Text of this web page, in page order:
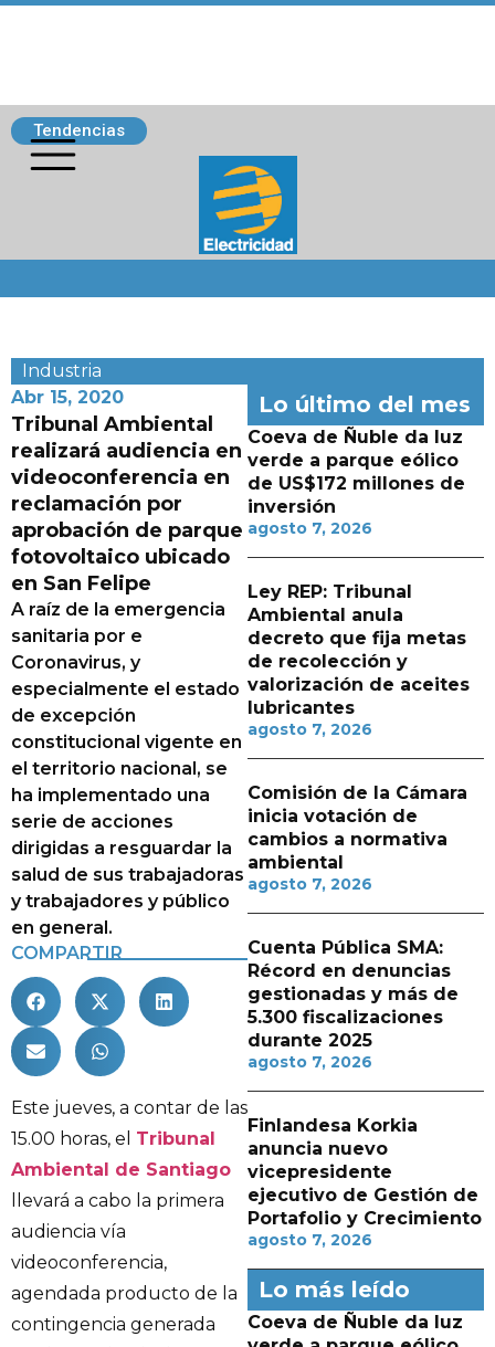
Tendencias
Industria
Abr 15, 2020
Tribunal Ambiental
realizará audiencia en
videoconferencia en
reclamación por
aprobación de parque
fotovoltaico ubicado
en San Felipe
A raíz de la emergencia
sanitaria por e
Coronavirus, y
especialmente el estado
de excepción
constitucional vigente en
el territorio nacional, se
ha implementado una
serie de acciones
dirigidas a resguardar la
salud de sus trabajadoras
y trabajadores y público
en general.
COMPARTIR
Este jueves, a contar de las
15.00 horas, el Tribunal
Ambiental de Santiago
llevará a cabo la primera
audiencia vía
videoconferencia,
agendada producto de la
contingencia generada
Lo último del mes
Coeva de Ñuble da luz
verde a parque eólico
de US$172 millones de
inversión
agosto 7, 2026
Ley REP: Tribunal
Ambiental anula
decreto que fija metas
de recolección y
valorización de aceites
lubricantes
agosto 7, 2026
Comisión de la Cámara
inicia votación de
cambios a normativa
ambiental
agosto 7, 2026
Cuenta Pública SMA:
Récord en denuncias
gestionadas y más de
5.300 fiscalizaciones
durante 2025
agosto 7, 2026
Finlandesa Korkia
anuncia nuevo
vicepresidente
ejecutivo de Gestión de
Portafolio y Crecimiento
agosto 7, 2026
Lo más leído
Coeva de Ñuble da luz